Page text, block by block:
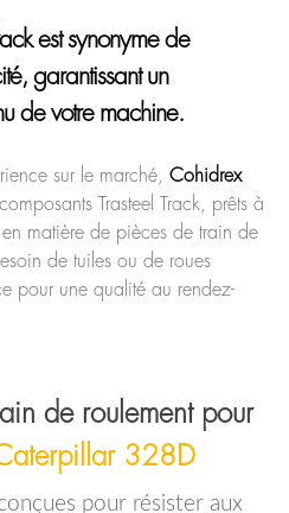
est synonyme de
garantissant un
de votre machine.
sur le marché, Cohidrex
Trasteel Track, prêts à
matière de pièces de train de
de tuiles ou de roues
pour une qualité au rendez-
de roulement pour
328D
pour résister aux